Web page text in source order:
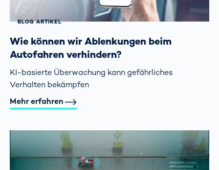
BLOG ARTIKEL
Wie können wir Ablenkungen beim
Autofahren verhindern?
KI-basierte Überwachung kann gefährliches
Verhalten bekämpfen
Mehr erfahren